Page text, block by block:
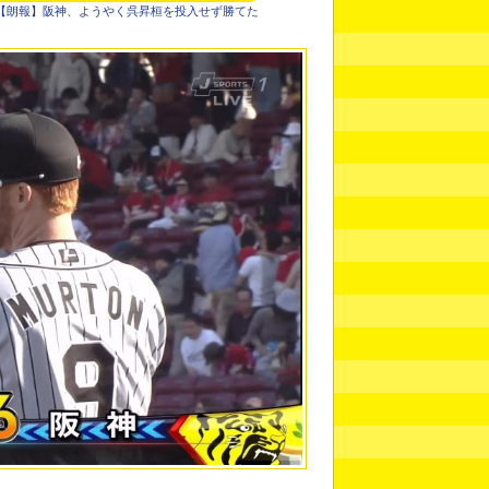
朗報】阪神、ようやく呉昇桓を投入せず勝てた